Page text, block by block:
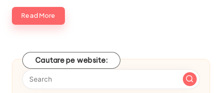
Read More
Cautare pe website: